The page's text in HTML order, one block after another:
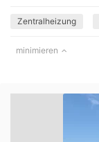
Zentralheizung
minimieren